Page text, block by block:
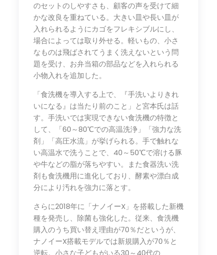
のセットのしやすさも、顧客の声を受けて細
かな改良を重ねている。大きい皿や長い皿が
入れられるようにカゴをフレキシブルにし、
場合によっては取り外せる。軽いもの、小さ
なものは飛ばされてうまく洗えないという問
題を受け、お弁当箱の部品などを入れられる
小物入れを追加した。
「食洗機を導入する上で、『手洗いよりきれ
いになる』は当たり前のこと」と宮本氏は話
す。手洗いでは実現できない食洗機の特徴と
して、「60～80℃での高温洗浄」「強力な洗
剤」「高圧水流」が挙げられる。手で触れな
い高温水で洗うことで、40～50℃で溶ける豚
や牛などの脂が落ちやすい。また食器洗い洗
剤も食洗機用に進化しており、酵素や漂白成
分により汚れを強力に落とす。
さらに2018年に「ナノイーX」を搭載した新機
種を発売し、除菌も強化した。従来、食洗機
購入のうち買い替え理由が70％だというが、
ナノイーX搭載モデルでは新規購入が70％と